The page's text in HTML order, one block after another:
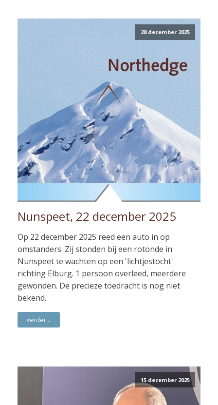
28 december 2025
Nunspeet, 22 december 2025
Op 22 december 2025 reed een auto in op
omstanders. Zij stonden bij een rotonde in
Nunspeet te wachten op een 'lichtjestocht'
richting Elburg. 1 persoon overleed, meerdere
gewonden. De precieze toedracht is nog niet
bekend.
verder...
15 december 2025